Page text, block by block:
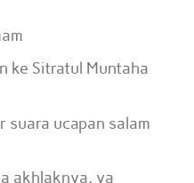
ke Sitratul Muntaha
suara ucapan salam
akhlaknya, ya